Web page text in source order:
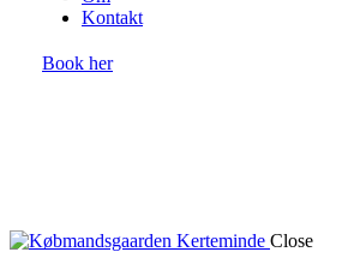
Kontakt
Book her
Close